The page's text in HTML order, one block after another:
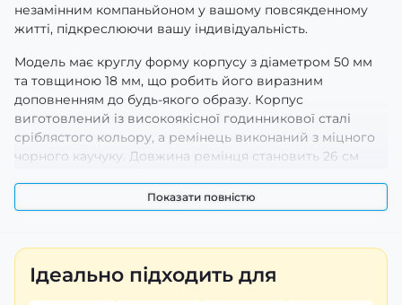
незамінним компаньйоном у вашому повсякденному
житті, підкреслюючи вашу індивідуальність.
Модель має круглу форму корпусу з діаметром 50 мм
та товщиною 18 мм, що робить його виразним
доповненням до будь-якого образу. Корпус
виготовлений із високоякісної годинникової сталі
сріблястого кольору, а ремінець виконаний з міцного
чорного каучуку. Довжина ремінця становить 26 см
класичній застібці, забезпечуючи комфортне носіння
протягом усього дня.
Годинники чоловічі Sanda 6015 не тільки елегантні на
вигляд, але й оснащені численними корисними
функціями. Завдяки кварцовому та електронному
Показати повністю
Ідеально підходить для